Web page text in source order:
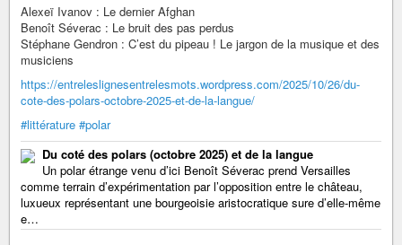
Alexeï Ivanov : Le dernier Afghan
Benoît Séverac : Le bruit des pas perdus
Stéphane Gendron : C’est du pipeau ! Le jargon de la musique et des
musiciens
https://entreleslignesentrelesmots.wordpress.com/2025/10/26/du-
cote-des-polars-octobre-2025-et-de-la-langue/
#littérature #polar
Du coté des polars (octobre 2025) et de la langue
Un polar étrange venu d’ici Benoît Séverac prend Versailles
comme terrain d’expérimentation par l’opposition entre le château,
luxueux représentant une bourgeoisie aristocratique sure d’elle-même
e…